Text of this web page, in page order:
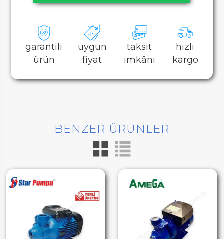
garantili
ürün
uygun
fiyat
taksit
imkânı
hızlı
kargo
BENZER ÜRÜNLER